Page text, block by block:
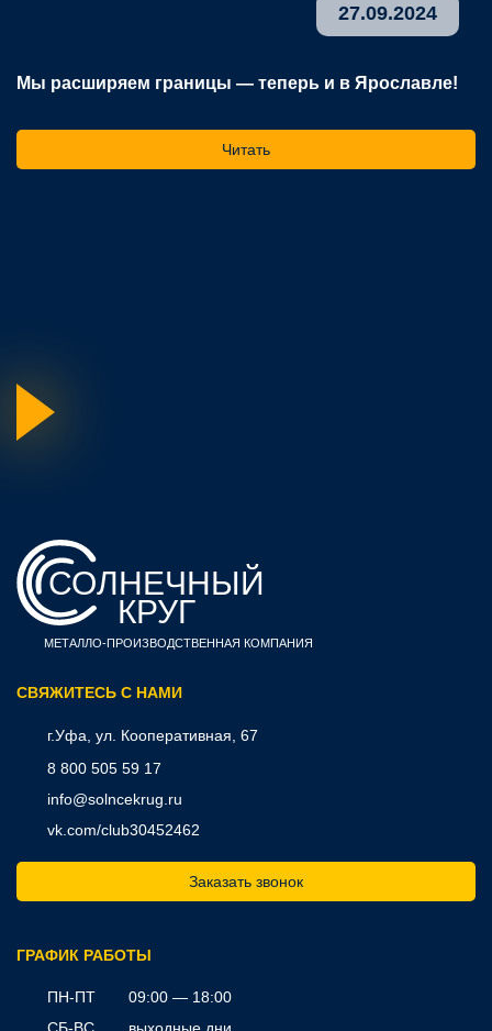
27.09.2024
Мы расширяем границы — теперь и в Ярославле!
Читать
СОЛНЕЧНЫЙ
КРУГ
МЕТАЛЛО-ПРОИЗВОДСТВЕННАЯ КОМПАНИЯ
CВЯЖИТЕСЬ С НАМИ
г.Уфа, ул. Кооперативная, 67
8 800 505 59 17
info@solncekrug.ru
vk.com/club30452462
Заказать звонок
ГРАФИК РАБОТЫ
ПН-ПТ
09:00 — 18:00
СБ-ВС
выходные дни